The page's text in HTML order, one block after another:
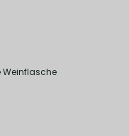
Weinflasche